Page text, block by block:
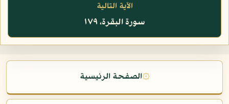
الآية التالية
سورة البقرة، ١٧٩
۞الصفحة الرئيسية